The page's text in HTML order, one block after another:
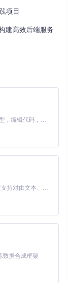
用于执行各种管
或 uWSG
，包含数据库
项目
建高效后端服务
Claude Code 的开源替代方案。连接任意大模型，编辑代码，运行命令，自动验证 — 全自动执行。用 Rust 构建，极致性能。 ｜ An open-source alternative to Claude Code. Connect any LLM, edit code, run commands, and verify changes — autonomously. Built in Rust for speed. Get Started
MiniMax H3 是一个通用的全模态生成系统。它支持对由文本、图像、视频和音频组成的多模态上下文进行统一理解，并能生成分辨率高达 2K、时长可达 15 秒的带原生立体声音频的视频。得益于面向任务泛化的系统设计，H3 在预训练阶段就已具备广泛的多模态上下文理解与生成能力，能够出色地执行复杂的多模态指令。
数据合成框架